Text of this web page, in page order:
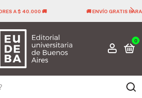
LAS COMPRAS SUPERIORES A $ 40.000 🚚
0